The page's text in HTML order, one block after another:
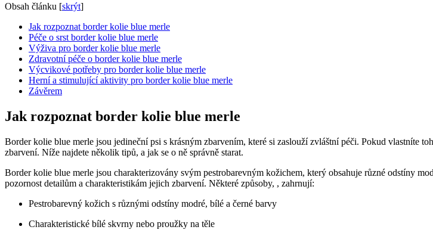
Obsah článku [skrýt]
Jak rozpoznat border kolie blue merle
Péče o srst border kolie blue merle
Výživa pro border kolie blue merle
Zdravotní péče o border kolie blue merle
Výcvikové potřeby pro border kolie blue merle
Herní a stimulující aktivity pro border kolie blue merle
Závěrem
Jak rozpoznat border kolie blue merle
Border kolie blue merle jsou jedineční psi s krásným zbarvením, které si zaslouží zvláštní péči. Pokud vlastníte
zbarvení. Níže najdete několik tipů, a jak se o ně správně starat.
Border kolie blue merle jsou charakterizovány svým pestrobarevným kožichem, který obsahuje různé odstíny
pozornost detailům a charakteristikám jejich zbarvení. Některé způsoby, , zahrnují:
Pestrobarevný kožich s různými odstíny modré, bílé a černé barvy
Charakteristické bílé skvrny nebo proužky na těle